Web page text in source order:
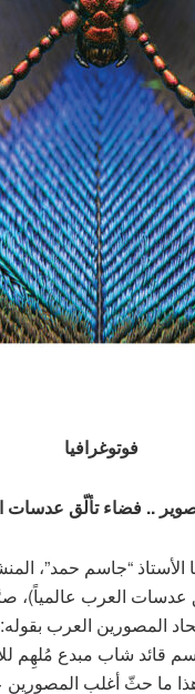
فوتوغرافيا
.. فضاء تألّق عدسات
الأستاذ “جاسم حمد”،
عدسات العرب
المصورين العرب
قائد شاب مبدع مُلهِم
ما حثّ أغلب المصورين